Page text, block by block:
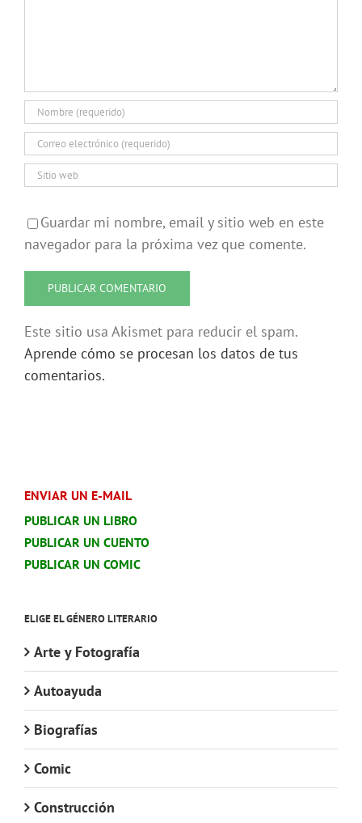
Guardar mi nombre, email y sitio web en este
navegador para la próxima vez que comente.
Este sitio usa Akismet para reducir el spam.
Aprende cómo se procesan los datos de tus
comentarios.
ENVIAR UN E-MAIL
PUBLICAR UN LIBRO
PUBLICAR UN CUENTO
PUBLICAR UN COMIC
ELIGE EL GÉNERO LITERARIO
Arte y Fotografía
Autoayuda
Biografías
Comic
Construcción